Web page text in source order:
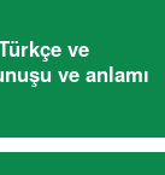
ve
ve anlamı